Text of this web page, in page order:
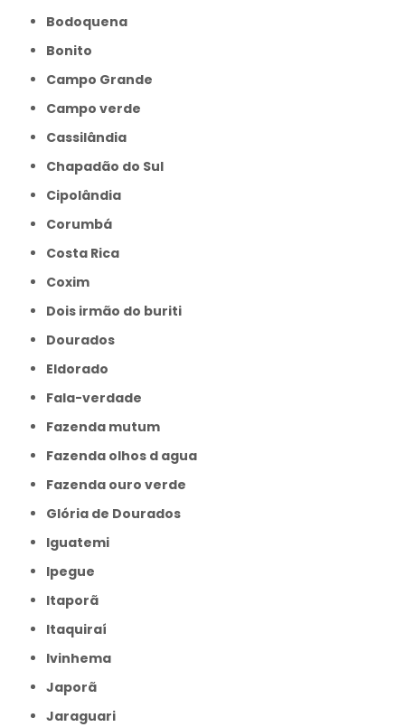
Bodoquena
Bonito
Campo Grande
Campo verde
Cassilândia
Chapadão do Sul
Cipolândia
Corumbá
Costa Rica
Coxim
Dois irmão do buriti
Dourados
Eldorado
Fala-verdade
Fazenda mutum
Fazenda olhos d agua
Fazenda ouro verde
Glória de Dourados
Iguatemi
Ipegue
Itaporã
Itaquiraí
Ivinhema
Japorã
Jaraguari